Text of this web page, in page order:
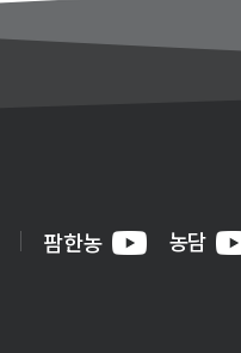
팜한농 농담